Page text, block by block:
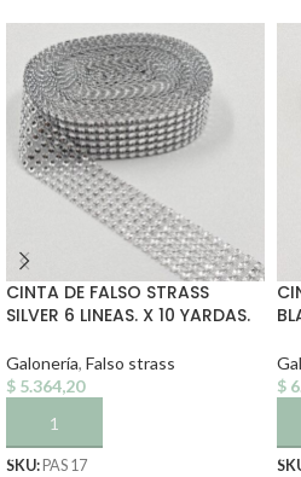
CINTA DE FALSO STRASS
SILVER 6 LINEAS. X 10 YARDAS.
Galonería, Falso strass
$ 5.364,20
AÑADIR AL CARRITO
SKU: PAS 17
$